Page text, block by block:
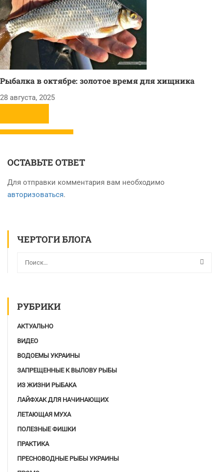
Рыбалка в октябре: золотое время для хищника
28 августа, 2025
ОСТАВЬТЕ ОТВЕТ
Для отправки комментария вам необходимо
авторизоваться.
ЧЕРТОГИ БЛОГА
РУБРИКИ
АКТУАЛЬНО
ВИДЕО
ВОДОЕМЫ УКРАИНЫ
ЗАПРЕЩЕННЫЕ К ВЫЛОВУ РЫБЫ
ИЗ ЖИЗНИ РЫБАКА
ЛАЙФХАК ДЛЯ НАЧИНАЮЩИХ
ЛЕТАЮЩАЯ МУХА
ПОЛЕЗНЫЕ ФИШКИ
ПРАКТИКА
ПРЕСНОВОДНЫЕ РЫБЫ УКРАИНЫ